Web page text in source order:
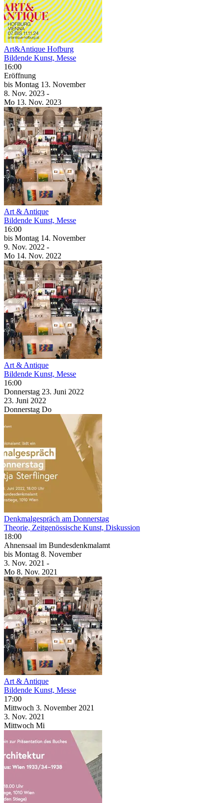
Art&Antique Hofburg
Bildende Kunst, Messe
16:00
Eröffnung
bis Montag 13. November
8. Nov. 2023 -
Mo 13. Nov. 2023
Art & Antique
Bildende Kunst, Messe
16:00
bis Montag 14. November
9. Nov. 2022 -
Mo 14. Nov. 2022
Art & Antique
Bildende Kunst, Messe
16:00
Donnerstag 23. Juni 2022
23. Juni 2022
Donnerstag Do
Denkmalgespräch am Donnerstag
Theorie, Zeitgenössische Kunst, Diskussion
18:00
Ahnensaal im Bundesdenkmalamt
bis Montag 8. November
3. Nov. 2021 -
Mo 8. Nov. 2021
Art & Antique
Bildende Kunst, Messe
17:00
Mittwoch 3. November 2021
3. Nov. 2021
Mittwoch Mi